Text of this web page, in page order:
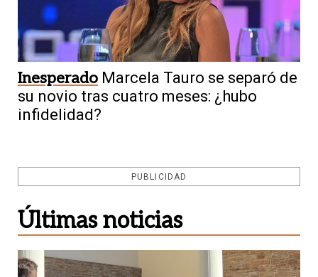
Inesperado Marcela Tauro se separó de
su novio tras cuatro meses: ¿hubo
infidelidad?
PUBLICIDAD
Últimas noticias